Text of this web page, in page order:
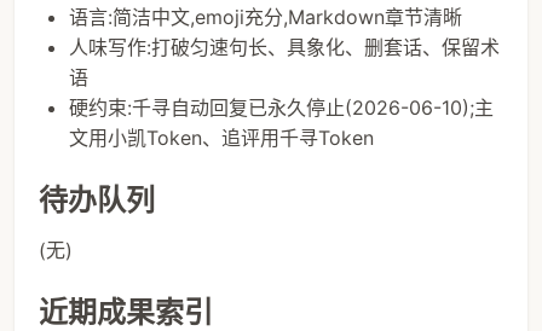
语言:简洁中文,emoji充分,Markdown章节清晰
人味写作:打破匀速句长、具象化、删套话、保留术
语
硬约束:千寻自动回复已永久停止(2026-06-10);主
文用小凯Token、追评用千寻Token
待办队列
(无)
近期成果索引